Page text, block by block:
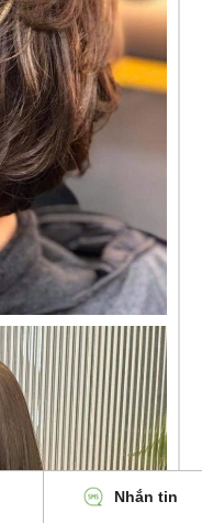
Nhắn tin